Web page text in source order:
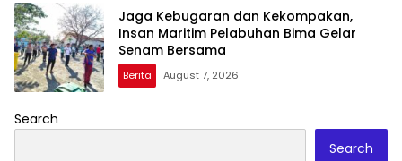
Jaga Kebugaran dan Kekompakan,
Insan Maritim Pelabuhan Bima Gelar
Senam Bersama
Berita August 7, 2026
Search
Search